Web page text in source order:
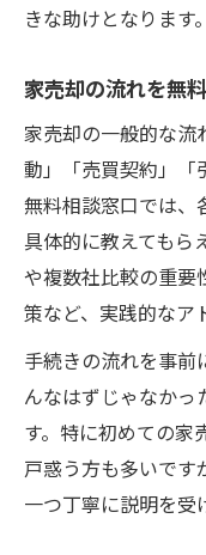
きな助けとなります。
家売却の流れを無
家売却の一般的な
動」「売買契約」「
無料相談窓口では、
具体的に教えてもら
や複数社比較の重要
策など、実践的なア
手続きの流れを事前
んなはずじゃなかっ
す。特に初めての家
戸惑う方も多いです
一つ丁寧に説明を受